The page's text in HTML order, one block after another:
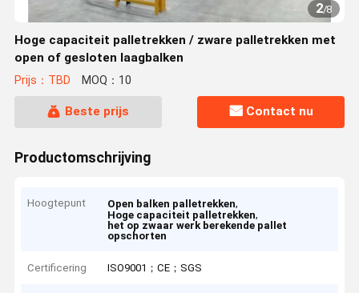
2/8
Hoge capaciteit palletrekken / zware palletrekken met
open of gesloten laagbalken
Prijs：TBD MOQ：10
Beste prijs Contact nu
Productomschrijving
Hoogtepunt Open balken palletrekken,
Hoge capaciteit palletrekken,
het op zwaar werk berekende pallet
opschorten
Certificering ISO9001；CE；SGS